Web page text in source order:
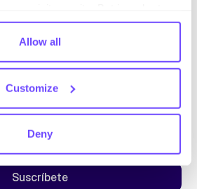
we'll have to use just one
not asked to make this choice
Allow all
Customize
Deny
newsletter